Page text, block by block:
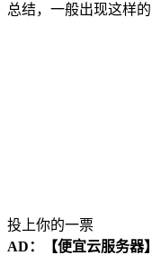
总结，一般出现这样
投上你的一票
AD：
【便宜云服务器】